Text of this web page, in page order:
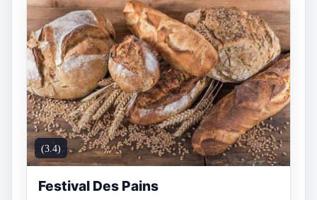
(3.4)
Festival Des Pains